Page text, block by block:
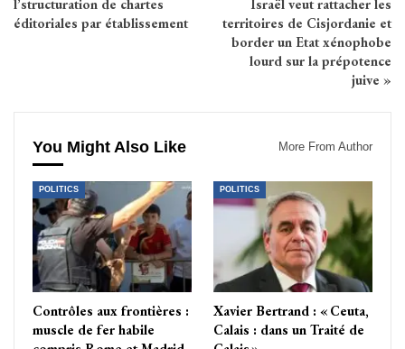
l’structuration de chartes
éditoriales par établissement
Israël veut rattacher les
territoires de Cisjordanie et
border un Etat xénophobe
lourd sur la prépotence
juive »
You Might Also Like More From Author
POLITICS
Contrôles aux frontières :
muscle de fer habile
POLITICS
Xavier Bertrand : « Ceuta,
Calais : dans un Traité de